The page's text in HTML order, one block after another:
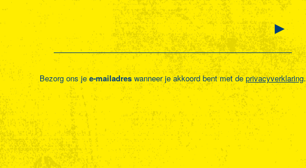
Bezorg ons je e-mailadreswanneer je akkoord bent met deprivacyverklaring.